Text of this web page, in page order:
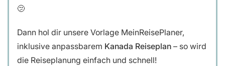
🫤
Dann hol dir unsere Vorlage MeinReisePlaner,
inklusive anpassbarem Kanada Reiseplan – so wird
die Reiseplanung einfach und schnell!